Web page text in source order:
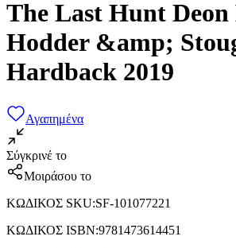
The Last Hunt Deon
Hodder &amp;
Hardback 2019
Αγαπημένα
Σύγκρινέ το
Μοιράσου το
ΚΩΔΙΚΟΣ SKU:SF-101077221
ΚΩΔΙΚΟΣ ISBN:9781473614451